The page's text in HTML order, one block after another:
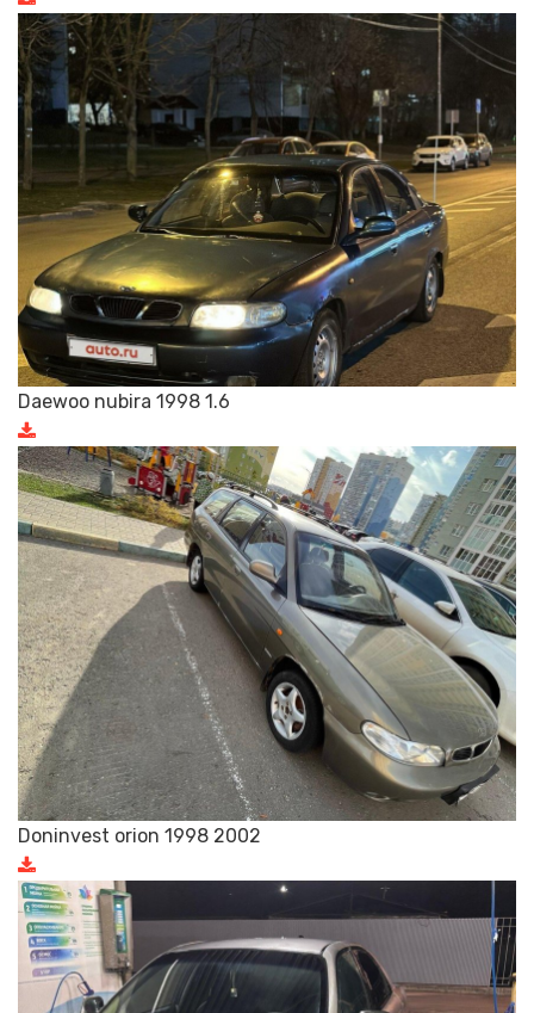
Daewoo nubira 1998 1.6
Doninvest orion 1998 2002